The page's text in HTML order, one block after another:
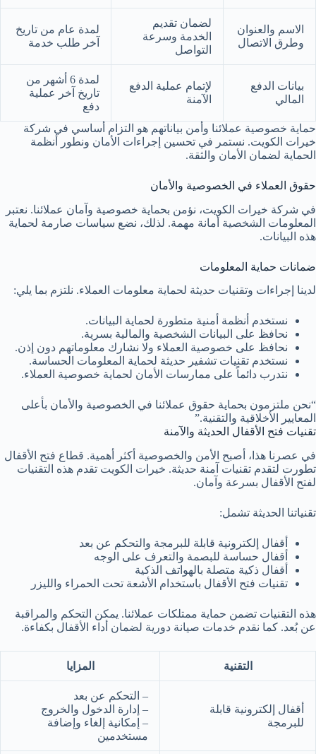
الاسم والعنوان
وطرق الاتصال
لضمان تقديم
الخدمة وسرعة
التواصل
لمدة عام من تاريخ
آخر طلب خدمة
بيانات الدفع
المالي
لإتمام عملية الدفع
الآمنة
لمدة 6 أشهر من
تاريخ آخر عملية
دفع
حماية خصوصية عملائنا وأمن بياناتهم هو التزام أساسي في شركة
خيرات الكويت. نستمر في تحسين إجراءات الأمان ونطور أنظمة
الحماية لضمان الأمان والثقة.
حقوق العملاء في الخصوصية والأمان
في شركة خيرات الكويت، نؤمن بحماية خصوصية وآمان عملائنا. نعتبر
المعلومات الشخصية أمانة مهمة. لذلك، نضع سياسات صارمة لحماية
هذه البيانات.
ضمانات حماية المعلومات
لدينا إجراءات وتقنيات حديثة لحماية معلومات العملاء. نلتزم بما يلي:
نستخدم أنظمة أمنية متطورة لحماية البيانات.
نحافظ على البيانات الشخصية والمالية بسرية.
نحافظ على خصوصية العملاء ولا نشارك معلوماتهم دون إذن.
نستخدم تقنيات تشفير حديثة لحماية المعلومات الحساسة.
نتدرب دائماً على ممارسات الأمان لحماية خصوصية العملاء.
“نحن ملتزمون بحماية حقوق عملائنا في الخصوصية والأمان بأعلى
المعايير الأخلاقية والتقنية.”
تقنيات فتح الأقفال الحديثة والآمنة
في عصرنا هذا، أصبح الأمن والخصوصية أكثر أهمية. قطاع فتح الأقفال
تطورت لتقدم تقنيات آمنة حديثة. خيرات الكويت تقدم هذه التقنيات
لفتح الأقفال بسرعة وآمان.
تقنياتنا الحديثة تشمل:
أقفال إلكترونية قابلة للبرمجة والتحكم عن بعد
أقفال حساسة للبصمة والتعرف على الوجه
أقفال ذكية متصلة بالهواتف الذكية
تقنيات فتح الأقفال باستخدام الأشعة تحت الحمراء والليزر
هذه التقنيات تضمن حماية ممتلكات عملائنا. يمكن التحكم والمراقبة
عن بُعد. كما نقدم خدمات صيانة دورية لضمان أداء الأقفال بكفاءة.
التقنية المزايا
أقفال إلكترونية قابلة
للبرمجة
– التحكم عن بعد
– إدارة الدخول والخروج
– إمكانية إلغاء وإضافة
مستخدمين